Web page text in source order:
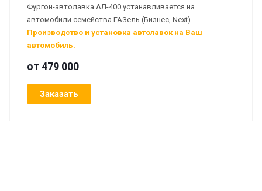
Фургон-автолавка АЛ-400 устанавливается на
автомобили семейства ГАЗель (Бизнес, Next)
Производство и установка автолавок на Ваш
автомобиль.
от 479 000
Заказать